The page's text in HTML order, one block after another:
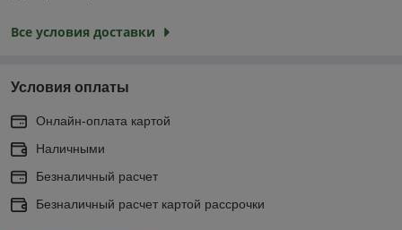
Все условия доставки
Условия оплаты
Онлайн-оплата картой
Наличными
Безналичный расчет
Безналичный расчет картой рассрочки